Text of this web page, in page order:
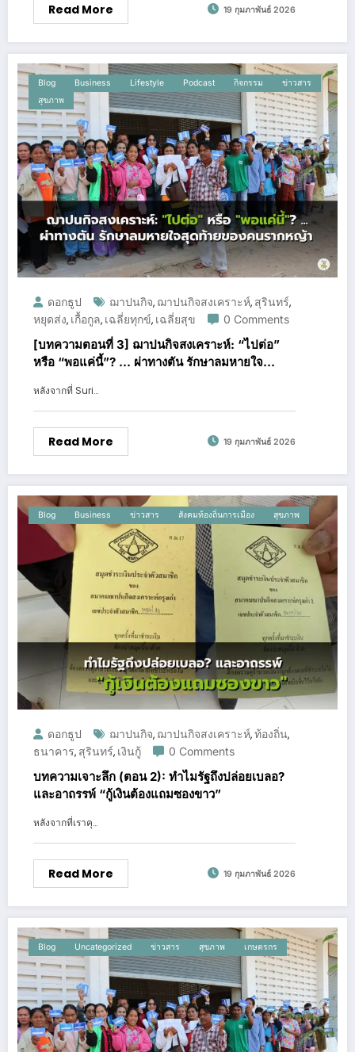
Read More 19 กุมภาพันธ์ 2026
Blog Business Lifestyle Podcast กิจกรรม
ข่าวสาร
สุขภาพ
ดอกธูป ฌาปนกิจ, ฌาปนกิจสงเคราะห์, สุรินทร์,
หยุดส่ง, เกื้อกูล, เฉลี่ยทุกข์, เฉลี่ยสุข 0 Comments
[บทความตอนที่ 3] ฌาปนกิจสงเคราะห์: “ไปต่อ”
หรือ “พอแค่นี้”? … ผ่าทางตัน รักษาลมหายใจ
หลังจากที่ Suri…
Read More 19 กุมภาพันธ์ 2026
Blog Business ข่าวสาร สังคมท้องถิ่นการเมือง สุขภาพ
ดอกธูป ฌาปนกิจ, ฌาปนกิจสงเคราะห์,ท้องถิ่น,
ธนาคาร, สุรินทร์, เงินกู้ 0 Comments
บทความเจาะลึก (ตอน 2): ทำไมรัฐถึงปล่อยเบลอ?
และอาถรรพ์ “กู้เงินต้องแถมซองขาว”
หลังจากที่เราคุ…
Read More 19 กุมภาพันธ์ 2026
Blog Uncategorized ข่าวสาร สุขภาพ เกษตรกร